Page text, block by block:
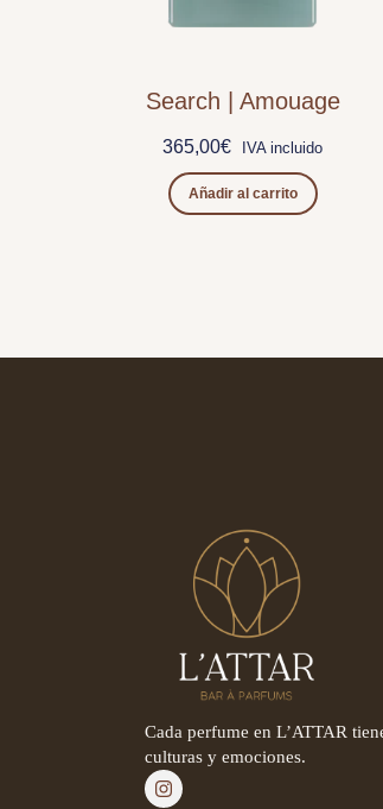
Search | Amouage
365,00€ IVA incluido
Añadir al carrito
Cada perfume en L’ATTAR
culturas y emociones.